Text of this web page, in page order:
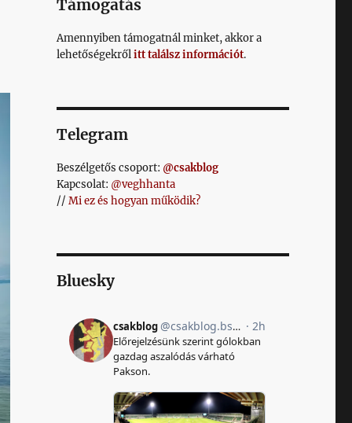
Támogatás
Amennyiben támogatnál minket, akkor a
lehetőségekrőlitt találsz információt.
Telegram
Beszélgetős csoport: @csakblog
Kapcsolat: @veghhanta
// Mi ez és hogyan működik?
Bluesky